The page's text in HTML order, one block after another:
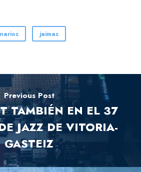
jaimas
Previous Post
TAMBIÉN EN EL 37
JAZZ DE VITORIA-
GASTEIZ